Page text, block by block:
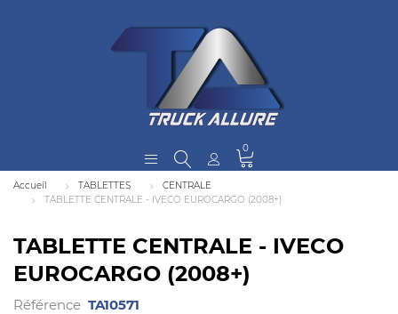
0
Accueil TABLETTES
CENTRALE
TABLETTE CENTRALE - IVECO EUROCARGO (2008+)
TABLETTE CENTRALE - IVECO
EUROCARGO (2008+)
Référence TA10571